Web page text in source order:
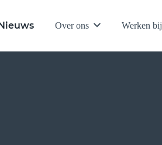
Over ons Werken bij